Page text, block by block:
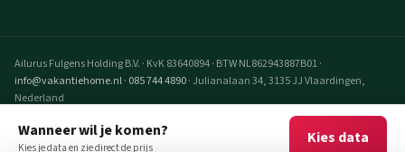
Wanneer wil je komen?
Kies je data en zie direct de prijs
Kies data
Ailurus Fulgens Holding B.V. · KvK 83640894· BTW NL862943887B01·
info@vakantiehome.nl· 085 744 4890· Julianalaan 34, 3135 JJ Vlaardingen,
Nederland
© 2026 VakantieHome Vakantiehuizen. Alle rechten voorbehouden.
VakantieHome is een realisatie van Ailurus Fulgens Holding B.V.